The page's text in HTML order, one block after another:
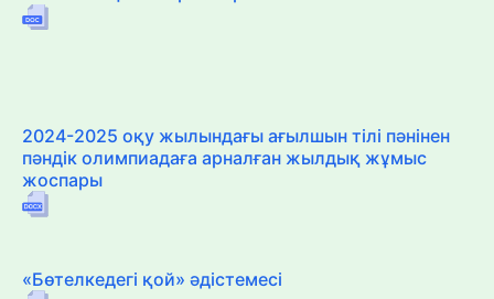
2024-2025 оқу жылындағы ағылшын тілі пәнінен
пәндік олимпиадаға арналған жылдық жұмыс
жоспары
«Бөтелкедегі қой» әдістемесі